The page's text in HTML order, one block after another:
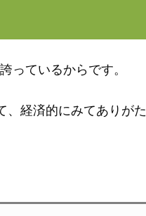
っているからです。
、経済的にみてありがた